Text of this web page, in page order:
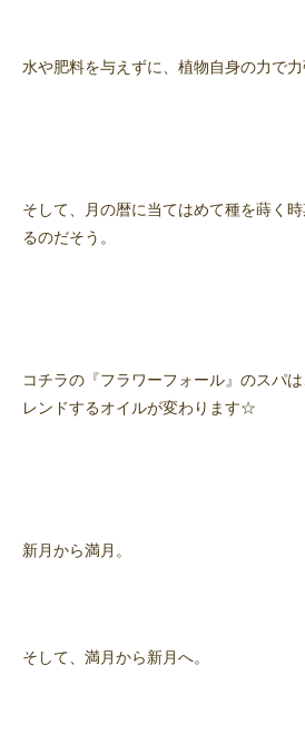
水や肥料を与えずに、植物自身の力で力
そして、月の暦に当てはめて種を蒔く
るのだそう。
コチラの『フラワーフォール』のスパ
レンドするオイルが変わります☆
新月から満月。
そして、満月から新月へ。